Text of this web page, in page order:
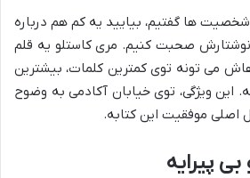
ها گفتیم، بیایید یه کم هم درباره
صحبت کنیم. مری کاستلو یه قلم
می تونه توی کمترین کلمات، بیشترین
ویژگی، توی خیابان آکادمی به وضوح
اصلی موفقیت این کتابه.
پیرایه